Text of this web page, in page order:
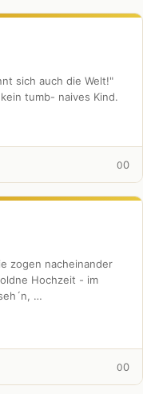
sich auch die Welt!"
tumb- naives Kind.
00
zogen nacheinander
Hochzeit - im
…
00